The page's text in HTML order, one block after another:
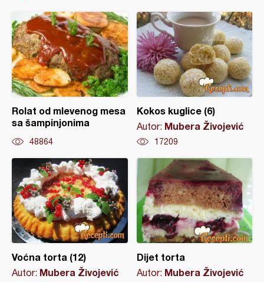
Rolat od mlevenog mesa
sa šampinjonima
48864
Kokos kuglice (6)
Autor: Mubera Živojević
17209
Voćna torta (12)
Autor: Mubera Živojević
Dijet torta
Autor: Mubera Živojević